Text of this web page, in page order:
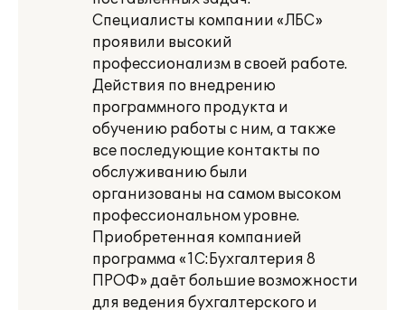
Специалисты компании «ЛБС»
проявили высокий
профессионализм в своей работе.
Действия по внедрению
программного продукта и
обучению работы с ним, а также
все последующие контакты по
обслуживанию были
организованы на самом высоком
профессиональном уровне.
Приобретенная компанией
программа «1C:Бухгалтерия 8
ПРОФ» даёт большие возможности
для ведения бухгалтерского и